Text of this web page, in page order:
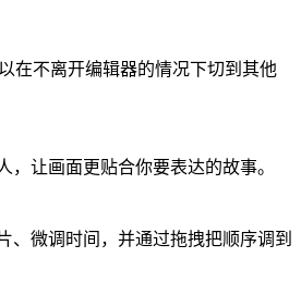
在不离开编辑器的情况下切到其他
，让画面更贴合你要表达的故事。
、微调时间，并通过拖拽把顺序调到